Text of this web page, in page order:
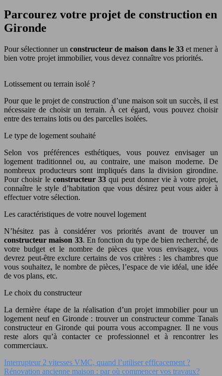
Parcourez votre projet de construction en
Gironde
Pour sélectionner unconstructeur de maison dans le 33et mener à
bien votre projet immobilier, vous devez connaître vos priorités.
Lotissement ou terrain isolé ?
Pour que le projet de construction d’une maison soit un succès, il est
nécessaire de choisir un terrain. À cet égard, vous pouvez choisir
entre des terrains lotis ou des parcelles isolées.
Le type de logement souhaité
Selon vos préférences esthétiques, vous pouvez envisager un
logement traditionnel ou, au contraire, une maison moderne. De
nombreux producteurs sont impliqués dans la division girondine.
Pour choisir le constructeur 33 qui peut donner vie à votre projet,
connaître le style d’habitation que vous désirez peut vous aider à
effectuer votre sélection.
Les caractéristiques de votre nouvel logement
N’hésitez pas à considérer vos priorités avant de trouver un
constructeur maison 33. En fonction du type de bien recherché, de
votre budget et le nombre de pièces que vous envisagez, vous
devrez peut-être exclure certains de vos critères : les chambres que
vous souhaitez, le nombre de pièces, l’espace de vie idéal, une idée
de vos plans, etc.
Le choix du constructeur
La dernière étape de la réalisation d’un projet immobilier pour un
logement neuf en Gironde : trouver un constructeur comme Tanaïs
constructeur en Gironde qui pourra vous accompagner. Il ne vous
reste alors qu’à contacter ce professionnel et à rencontrer les
commerciaux.
Interrupteur 2 vitesses VMC, quand l’utiliser efficacement ?
Rénovation ancienne maison : par où commencer vos travaux?